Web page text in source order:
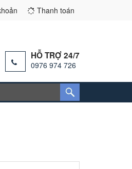
Thanh toán
HỖ TRỢ 24/7
0976 974 726